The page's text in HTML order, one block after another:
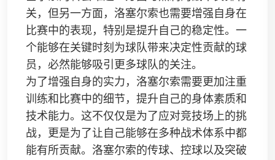
关，但另一方面，洛塞尔索也需要增强自身在
比赛中的表现，特别是提升自己的稳定性。一
个能够在关键时刻为球队带来决定性贡献的球
员，必然能够吸引更多球队的关注。
为了增强自身的实力，洛塞尔索需要更加注重
训练和比赛中的细节，提升自己的身体素质和
技术能力。这不仅仅是为了应对竞技场上的挑
战，更是为了让自己能够在多种战术体系中都
能有所贡献。洛塞尔索的传球、控球以及突破